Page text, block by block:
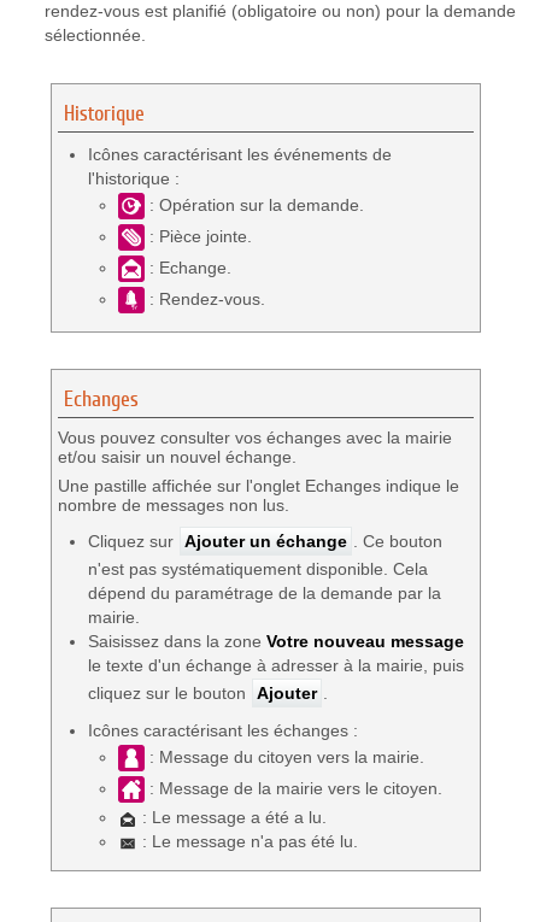
rendez-vous est planifié (obligatoire ou non) pour la demande
sélectionnée.
Historique
Icônes caractérisant les événements de
l'historique :
: Opération sur la demande.
: Pièce jointe.
: Echange.
: Rendez-vous.
Echanges
Vous pouvez consulter vos échanges avec la mairie
et/ou saisir un nouvel échange.
Une pastille affichée sur l'onglet Echanges indique le
nombre de messages non lus.
Cliquez sur Ajouter un échange
. Ce bouton
n'est pas systématiquement disponible. Cela
dépend du paramétrage de la demande par la
mairie.
Saisissez dans la zone Votre nouveau message
le texte d'un échange à adresser à la mairie, puis
cliquez sur le bouton
Ajouter
Icônes caractérisant les échanges :
: Message du citoyen vers la mairie.
: Message de la mairie vers le citoyen.
: Le message a été a lu.
: Le message n'a pas été lu.